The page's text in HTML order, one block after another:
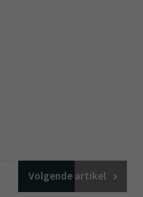
Volgendeartikel